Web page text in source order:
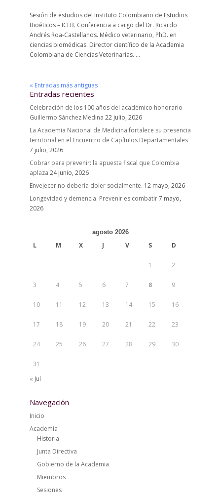
Sesión de estudios del Instituto Colombiano de Estudios
Bioéticos – ICEB. Conferencia a cargo del Dr. Ricardo
Andrés Roa-Castellanos. Médico veterinario, PhD. en
ciencias biomédicas. Director científico de la Academia
Colombiana de Ciencias Veterinarias. ...
« Entradas más antiguas
Entradas recientes
Celebración de los 100 años del académico honorario
Guillermo Sánchez Medina 22 julio, 2026
La Academia Nacional de Medicina fortalece su presencia
territorial en el Encuentro de Capítulos Departamentales
7 julio, 2026
Cobrar para prevenir: la apuesta fiscal que Colombia
aplaza 24 junio, 2026
Envejecer no debería doler socialmente. 12 mayo, 2026
Longevidad y demencia. Prevenir es combatir7 mayo,
2026
agosto 2026
L M X J V S D
1 2
3 4 5 6 7 8 9
10 11 12 13 14 15 16
17 18 19 20 21 22 23
24 25 26 27 28 29 30
31
« Jul
Navegación
Inicio
Academia
Historia
Junta Directiva
Gobierno de la Academia
Miembros
Sesiones